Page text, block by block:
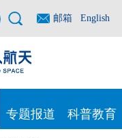
邮箱 English
专题报道 科普教育